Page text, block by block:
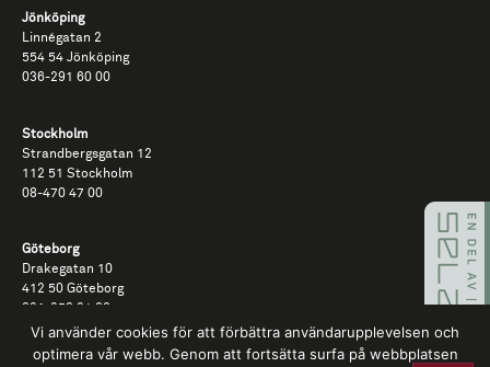
Jönköping
Linnégatan 2
554 54 Jönköping
036-291 60 00
Stockholm
Strandbergsgatan 12
112 51 Stockholm
08-470 47 00​
Göteborg
Drakegatan 10
412 50 Göteborg
031-350 34 00
Vi använder cookies för att förbättra användarupplevelsen och
optimera vår webb. Genom att fortsätta surfa på webbplatsen